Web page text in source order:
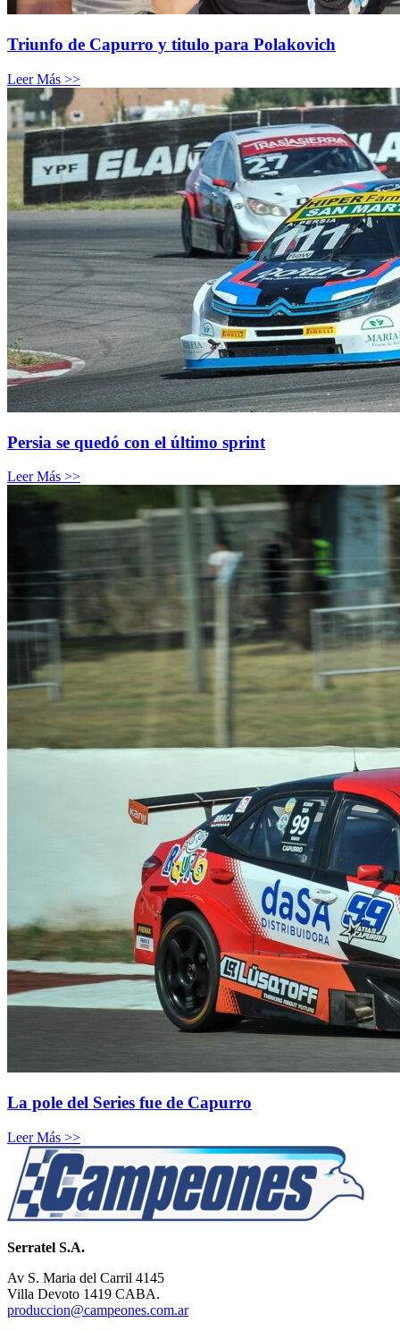
Triunfo de Capurro y titulo para Polakovich
Leer Más >>
Persia se quedó con el último sprint
Leer Más >>
La pole del Series fue de Capurro
Leer Más >>
Serratel S.A.
Av S. Maria del Carril 4145
Villa Devoto 1419 CABA.
produccion@campeones.com.ar